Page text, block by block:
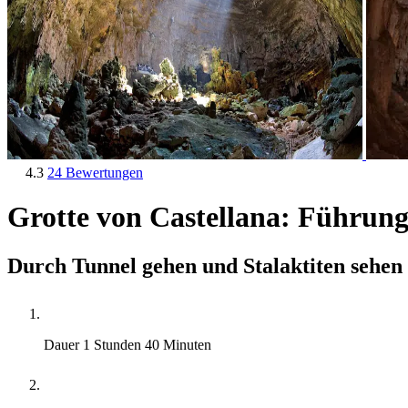
4.3 24 Bewertungen
Grotte von Castellana: Führung
Durch Tunnel gehen und Stalaktiten sehen
Dauer 1 Stunden 40 Minuten